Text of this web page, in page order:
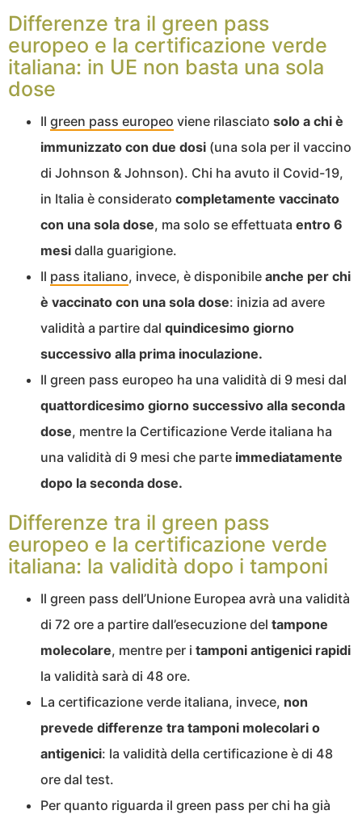
Differenze tra il green pass
europeo e la certificazione verde
italiana: in UE non basta una sola
dose
Il green pass europeo viene rilasciato solo a chi è
immunizzato con due dosi (una sola per il vaccino
di Johnson & Johnson). Chi ha avuto il Covid-19,
in Italia è considerato completamente vaccinato
con una sola dose, ma solo se effettuata entro 6
mesi dalla guarigione.
Il pass italiano, invece, è disponibile anche per chi
è vaccinato con una sola dose: inizia ad avere
validità a partire dal quindicesimo giorno
successivo alla prima inoculazione.
Il green pass europeo ha una validità di 9 mesi dal
quattordicesimo giorno successivo alla seconda
dose, mentre la Certificazione Verde italiana ha
una validità di 9 mesi che parte immediatamente
dopo la seconda dose.
Differenze tra il green pass
europeo e la certificazione verde
italiana: la validità dopo i tamponi
Il green pass dell’Unione Europea avrà una validità
di 72 ore a partire dall’esecuzione del tampone
molecolare, mentre per i tamponi antigenici rapidi
la validità sarà di 48 ore.
La certificazione verde italiana, invece, non
prevede differenze tra tamponi molecolari o
antigenici: la validità della certificazione è di 48
ore dal test.
Per quanto riguarda il green pass per chi ha già